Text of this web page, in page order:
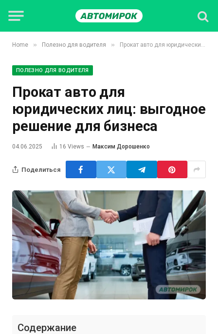
Home » Полезно для водителя » Прокат авто для юридических лиц: выгодное решение для бизнеса
ПОЛЕЗНО ДЛЯ ВОДИТЕЛЯ
Прокат авто для
юридических лиц: выгодное
решение для бизнеса
04.06.2025 16 Views Максим Дорошенко
Поделиться
Содержание